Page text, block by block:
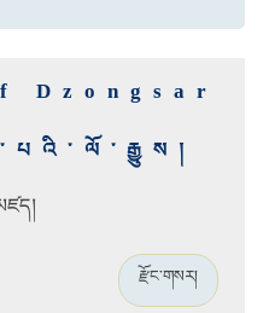
Dzongsar
རྫོང་གསར།